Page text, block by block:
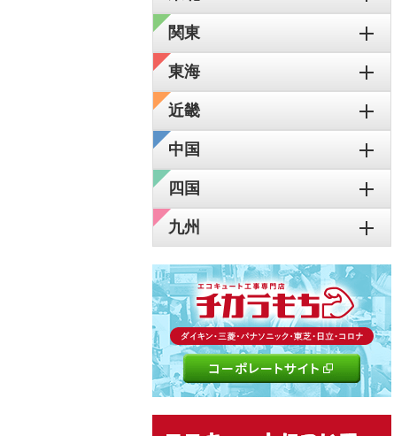
関東
東海
近畿
中国
四国
九州